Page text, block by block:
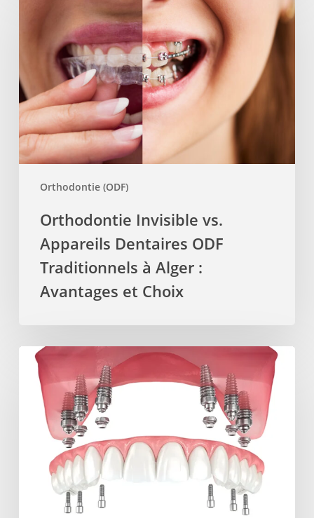
Orthodontie (ODF)
Appareils
Dentaires
ODF
Traditionnels
à
Alger
:
Avantages
Orthodontie Invisible vs.
Appareils Dentaires ODF
Traditionnels à Alger :
Avantages et Choix
Bridge
implants
Algérie
solution
remplacer